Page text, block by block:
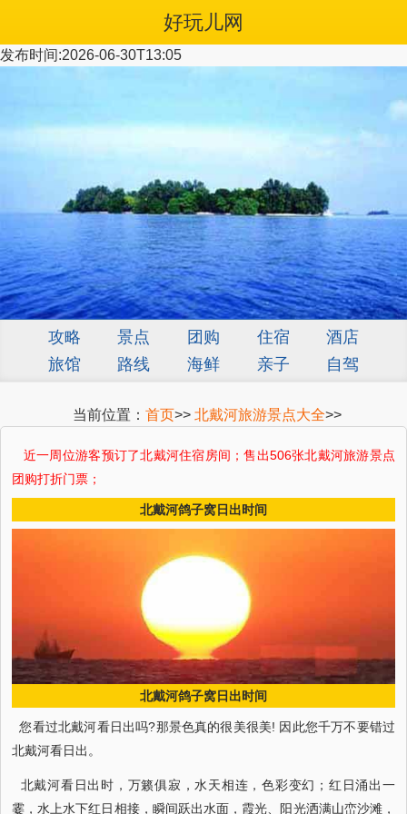
好玩儿网
发布时间:2026-06-30T13:05
攻略 景点 团购 住宿
酒店
旅馆
路线 海鲜 亲子 自驾
当前位置： 首页>> 北戴河旅游景点大全>>
近一周 位游客预订了北戴河住宿房间；售出506张北戴河旅游景点
团购打折门票；
北戴河鸽子窝日出时间
北戴河鸽子窝日出时间
您看过北戴河看日出吗?那景色真的很美很美! 因此您千万不要错过
北戴河看日出。
北戴河看日出时，万籁俱寂，水天相连，色彩变幻；红日涌出一
霎，水上水下红日相接，瞬间跃出水面，霞光、阳光洒满山峦沙滩，